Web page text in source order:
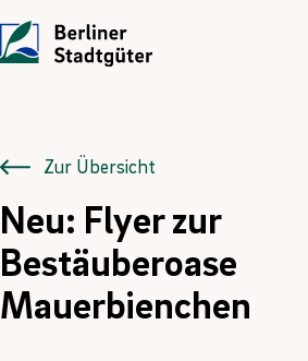
Die Stadtgüter
Vor Ort
Historie
Kontakt
Angebote
Gewerbe- und Privat­immobilien
Landwirtschaftliche Flächen
Kompensations­maßnahmen
Übersicht
Ausbildung
FÖJ
Zur Übersicht
Neu: Flyer zur
Bestäuberoase
Mauerbienchen